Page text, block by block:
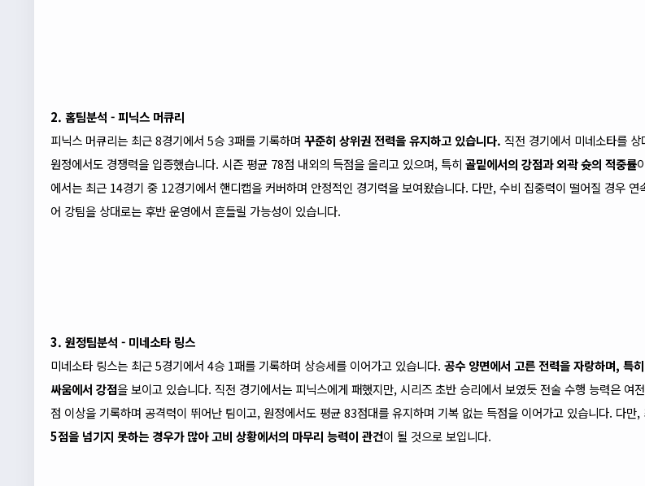
2. 홈팀분석 - 피닉스 머큐리
피닉스 머큐리는 최근 8경기에서 5승 3패를 기록하며 꾸준히 상위권 전력을 유지하고 있습니다. 직전 경기에서 미네소타를
원정에서도 경쟁력을 입증했습니다. 시즌 평균 78점 내외의 득점을 올리고 있으며, 특히 골밑에서의 강점과 외곽 슛의 적중률
에서는 최근 14경기 중 12경기에서 핸디캡을 커버하며 안정적인 경기력을 보여왔습니다. 다만, 수비 집중력이 떨어질 경우 연
어 강팀을 상대로는 후반 운영에서 흔들릴 가능성이 있습니다.
3. 원정팀분석 - 미네소타 링스
미네소타링스는 최근 5경기에서 4승 1패를 기록하며 상승세를 이어가고 있습니다. 공수 양면에서 고른 전력을 자랑하며, 특
싸움에서 강점을 보이고 있습니다. 직전 경기에서는 피닉스에게 패했지만, 시리즈 초반 승리에서 보였듯 전술 수행 능력은 여
점 이상을 기록하며 공격력이 뛰어난 팀이고, 원정에서도 평균 83점대를 유지하며 기복 없는 득점을 이어가고 있습니다. 다만,
5점을 넘기지 못하는 경우가 많아 고비 상황에서의 마무리 능력이 관건이 될 것으로 보입니다.